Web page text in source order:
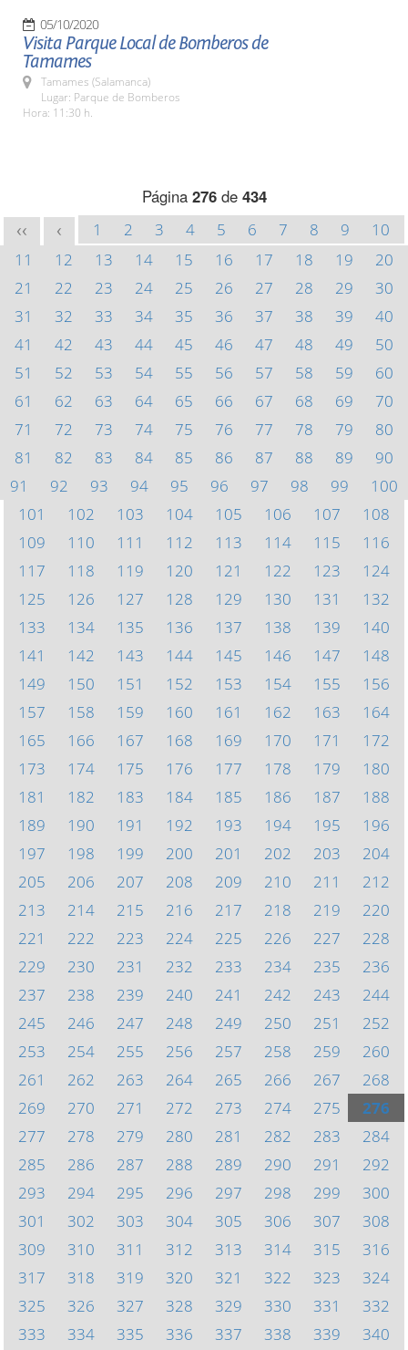
05/10/2020
Visita Parque Local de Bomberos de
Tamames
Tamames (Salamanca)
Lugar: Parque de Bomberos
Hora: 11:30 h.
Página 276de 434
<< < 1 2 3 4 5 6 7 8 9
10
11
12 13 14 15 16 17 18 19
20
21
22 23 24 25 26 27 28 29
30
31
32 33 34 35 36 37 38 39
40
41
42 43 44 45 46 47 48 49
50
51
52 53 54 55 56 57 58 59
60
61
62 63 64 65 66 67 68 69
70
71
72 73 74 75 76 77 78 79
80
81
82 83 84 85 86 87 88 89
90
91
92 93 94 95 96 97 98 99
100
101
102 103 104 105 106 107
108
109
110 111 112 113 114 115
116
117
118 119 120 121 122 123
124
125
126 127 128 129 130 131
132
133
134 135 136 137 138 139
140
141
142 143 144 145 146 147
148
149
150 151 152 153 154 155
156
157
158 159 160 161 162 163
164
165
166 167 168 169 170 171
172
173
174 175 176 177 178 179
180
181
182 183 184 185 186 187
188
189
190 191 192 193 194 195
196
197
198 199 200 201 202 203
204
205
206 207 208 209 210 211
212
213
214 215 216 217 218 219
220
221
222 223 224 225 226 227
228
229
230 231 232 233 234 235
236
237
238 239 240 241 242 243
244
245
246 247 248 249 250 251
252
253
254 255 256 257 258 259
260
261
262 263 264 265 266 267
268
269
270 271 272 273 274 275
276
277
278 279 280 281 282 283
284
285
286 287 288 289 290 291
292
293
294 295 296 297 298 299
300
301
302 303 304 305 306 307
308
309
310 311 312 313 314 315
316
317
318 319 320 321 322 323
324
325
326 327 328 329 330 331
332
333
334 335 336 337 338 339 340